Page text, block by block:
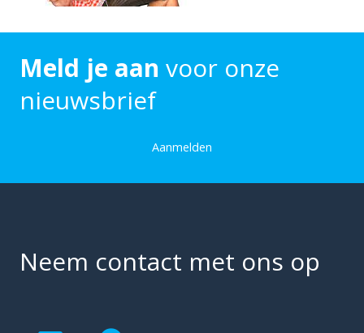
Meld je aan voor onze
nieuwsbrief
Aanmelden
Neem contact met ons op